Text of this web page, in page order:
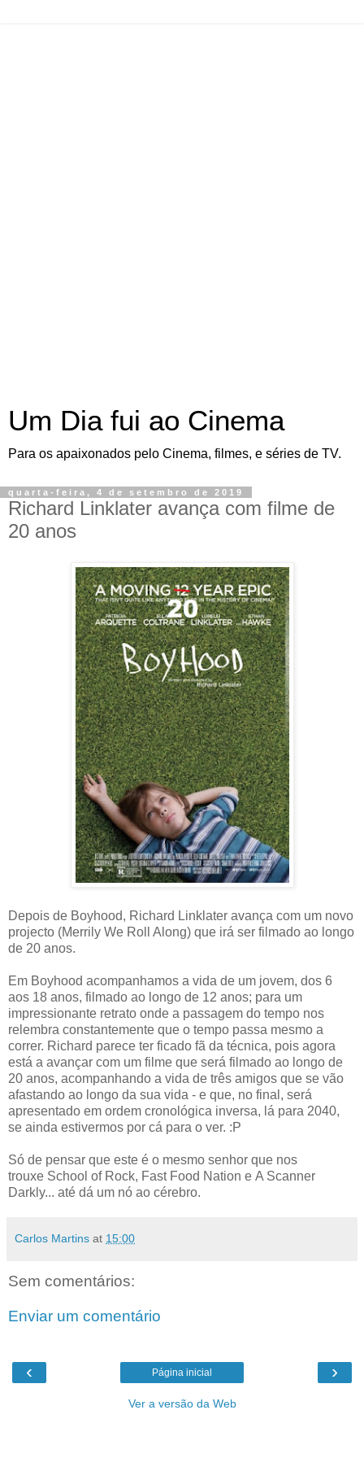
Um Dia fui ao Cinema
Para os apaixonados pelo Cinema, filmes, e séries de TV.
quarta-feira, 4 de setembro de 2019
Richard Linklater avança com filme de
20 anos
Depois de Boyhood, Richard Linklater avança com um novo
projecto (Merrily We Roll Along) que irá ser filmado ao longo
de 20 anos.
Em Boyhood acompanhamos a vida de um jovem, dos 6
aos 18 anos, filmado ao longo de 12 anos; para um
impressionante retrato onde a passagem do tempo nos
relembra constantemente que o tempo passa mesmo a
correr. Richard parece ter ficado fã da técnica, pois agora
está a avançar com um filme que será filmado ao longo de
20 anos, acompanhando a vida de três amigos que se vão
afastando ao longo da sua vida - e que, no final, será
apresentado em ordem cronológica inversa, lá para 2040,
se ainda estivermos por cá para o ver. :P
Só de pensar que este é o mesmo senhor que nos
trouxe School of Rock, Fast Food Nation e A Scanner
Darkly... até dá um nó ao cérebro.
Carlos Martins at 15:00
Sem comentários:
Enviar um comentário
‹ ›
Página inicial
Ver a versão da Web